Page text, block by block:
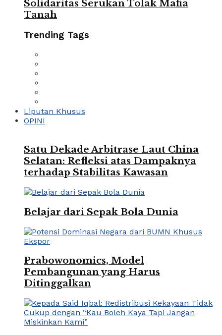
Solidaritas Serukan Tolak Mafia
Tanah
Trending Tags
Liputan Khusus
OPINI
Satu Dekade Arbitrase Laut China
Selatan: Refleksi atas Dampaknya
terhadap Stabilitas Kawasan
Belajar dari Sepak Bola Dunia
Prabowonomics, Model
Pembangunan yang Harus
Ditinggalkan